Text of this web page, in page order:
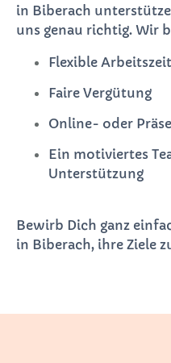
in Biberach
uns genau richtig. Wir
Flexible
Faire Vergütung
Online- oder
Ein motiviertes
Unterstützung
Bewirb Dich ganz
in Biberach, ihre Ziele